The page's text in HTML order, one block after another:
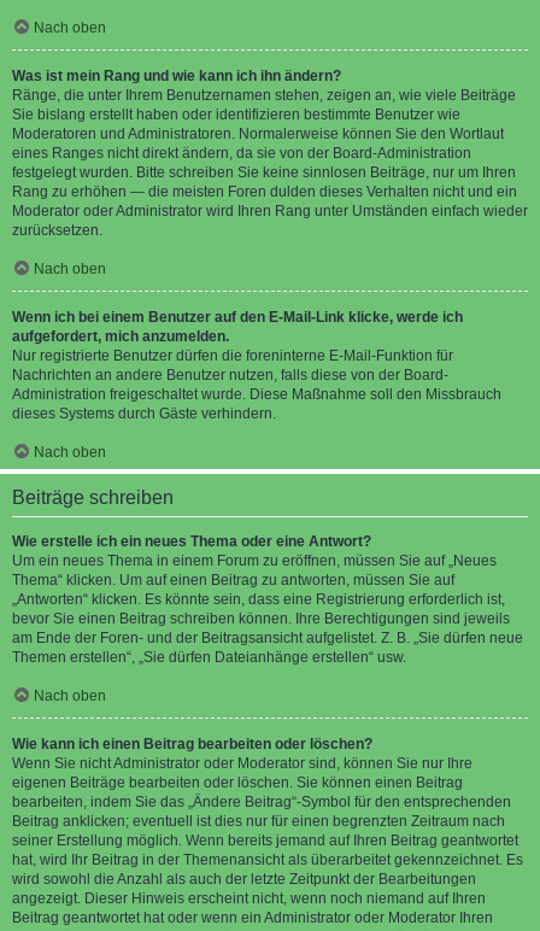
Nach oben
Was ist mein Rang und wie kann ich ihn ändern?
Ränge, die unter Ihrem Benutzernamen stehen, zeigen an, wie viele Beiträge
Sie bislang erstellt haben oder identifizieren bestimmte Benutzer wie
Moderatoren und Administratoren. Normalerweise können Sie den Wortlaut
eines Ranges nicht direkt ändern, da sie von der Board-Administration
festgelegt wurden. Bitte schreiben Sie keine sinnlosen Beiträge, nur um Ihren
Rang zu erhöhen — die meisten Foren dulden dieses Verhalten nicht und ein
Moderator oder Administrator wird Ihren Rang unter Umständen einfach wieder
zurücksetzen.
Nach oben
Wenn ich bei einem Benutzer auf den E-Mail-Link klicke, werde ich
aufgefordert, mich anzumelden.
Nur registrierte Benutzer dürfen die foreninterne E-Mail-Funktion für
Nachrichten an andere Benutzer nutzen, falls diese von der Board-
Administration freigeschaltet wurde. Diese Maßnahme soll den Missbrauch
dieses Systems durch Gäste verhindern.
Nach oben
Beiträge schreiben
Wie erstelle ich ein neues Thema oder eine Antwort?
Um ein neues Thema in einem Forum zu eröffnen, müssen Sie auf „Neues
Thema“ klicken. Um auf einen Beitrag zu antworten, müssen Sie auf
„Antworten“ klicken. Es könnte sein, dass eine Registrierung erforderlich ist,
bevor Sie einen Beitrag schreiben können. Ihre Berechtigungen sind jeweils
am Ende der Foren- und der Beitragsansicht aufgelistet. Z. B. „Sie dürfen neue
Themen erstellen“, „Sie dürfen Dateianhänge erstellen“ usw.
Nach oben
Wie kann ich einen Beitrag bearbeiten oder löschen?
Wenn Sie nicht Administrator oder Moderator sind, können Sie nur Ihre
eigenen Beiträge bearbeiten oder löschen. Sie können einen Beitrag
bearbeiten, indem Sie das „Ändere Beitrag“-Symbol für den entsprechenden
Beitrag anklicken; eventuell ist dies nur für einen begrenzten Zeitraum nach
seiner Erstellung möglich. Wenn bereits jemand auf Ihren Beitrag geantwortet
hat, wird Ihr Beitrag in der Themenansicht als überarbeitet gekennzeichnet. Es
wird sowohl die Anzahl als auch der letzte Zeitpunkt der Bearbeitungen
angezeigt. Dieser Hinweis erscheint nicht, wenn noch niemand auf Ihren
Beitrag geantwortet hat oder wenn ein Administrator oder Moderator Ihren